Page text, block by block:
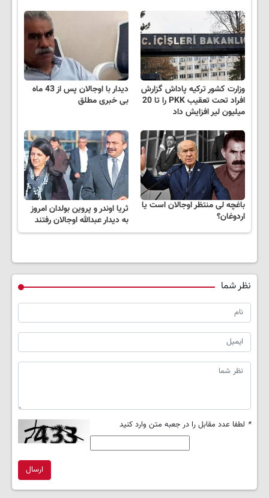
وزارت کشور ترکیه پاداش‌ گزارش
افراد تحت تعقیب PKK را تا 20
میلیون لیر افزایش داد
دیدار با اوجالان پس از 43 ماه
بی خبری مطلق
باغچه لی منتظر اوجالان است یا
اردوغان؟
ثریا اوندر و پروین بولدان امروز
به دیدار عبدالله اوجالان رفتند
نظر شما
* لطفا عدد مقابل را در جعبه متن وارد کنید
ارسال